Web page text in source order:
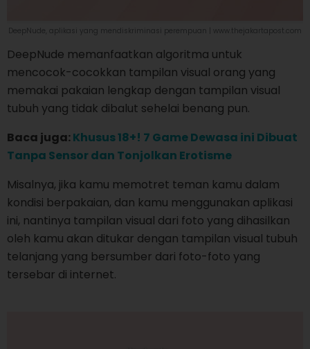
DeepNude, aplikasi yang mendiskriminasi perempuan | www.thejakartapost.com
DeepNude memanfaatkan algoritma untuk
mencocok-cocokkan tampilan visual orang yang
memakai pakaian lengkap dengan tampilan visual
tubuh yang tidak dibalut sehelai benang pun.
Baca juga:Khusus 18+! 7 Game Dewasa ini Dibuat
Tanpa Sensor dan Tonjolkan Erotisme
Misalnya, jika kamu memotret teman kamu dalam
kondisi berpakaian, dan kamu menggunakan aplikasi
ini, nantinya tampilan visual dari foto yang dihasilkan
oleh kamu akan ditukar dengan tampilan visual tubuh
telanjang yang bersumber dari foto-foto yang
tersebar di internet.